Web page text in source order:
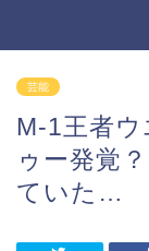
芸能
M-1王者
ゥー発覚
ていた…